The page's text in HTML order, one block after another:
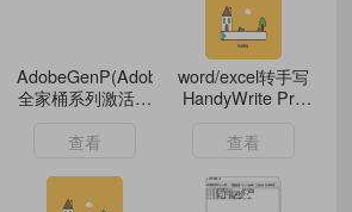
AdobeGenP(Adobe
全家桶系列激活工
查看
word/excel转手写
HandyWrite Pro
查看